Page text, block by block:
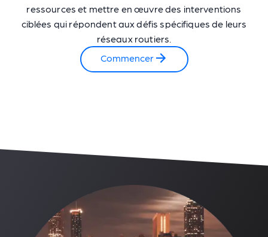
ressources et mettre en œuvre des interventions
ciblées qui répondent aux défis spécifiques de leurs
réseaux routiers.
Commencer